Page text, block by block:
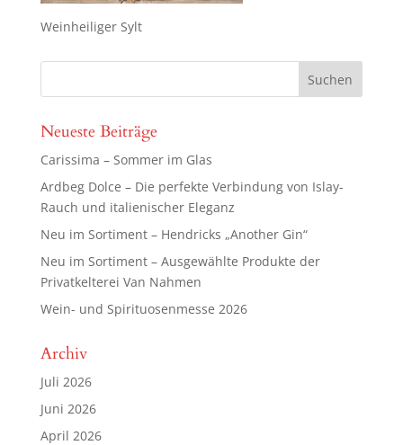
Weinheiliger Sylt
Neueste Beiträge
Carissima – Sommer im Glas
Ardbeg Dolce – Die perfekte Verbindung von Islay-
Rauch und italienischer Eleganz
Neu im Sortiment – Hendricks „Another Gin“
Neu im Sortiment – Ausgewählte Produkte der
Privatkelterei Van Nahmen
Wein- und Spirituosenmesse 2026
Archiv
Juli 2026
Juni 2026
April 2026